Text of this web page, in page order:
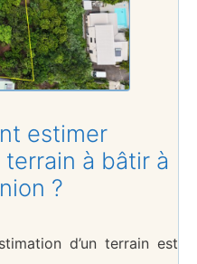
estimer
à bâtir à
?
d’un terrain est